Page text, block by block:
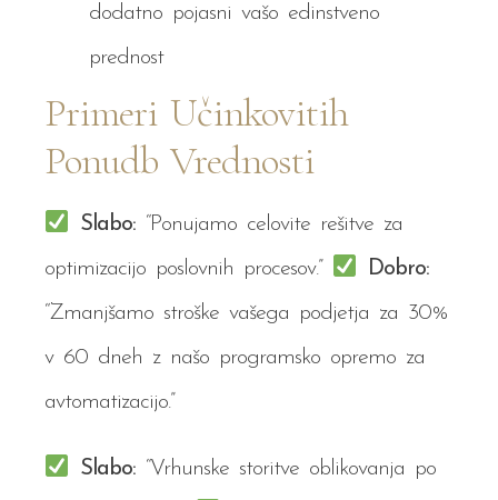
dodatno pojasni vašo edinstveno
prednost
Primeri Učinkovitih
Ponudb Vrednosti
Slabo:“Ponujamo celovite rešitve za
optimizacijo poslovnih procesov.”
Dobro:
“Zmanjšamo stroške vašega podjetja za 30%
v 60 dneh z našo programsko opremo za
avtomatizacijo.”
Slabo:“Vrhunske storitve oblikovanja po